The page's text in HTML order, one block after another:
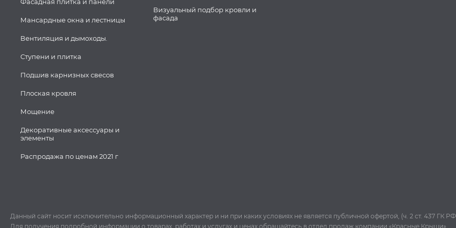
Мансардные окна и лестницы
Вентиляция и дымоходы.
Ступени и плитка
Подшив карнизных свесов
Плоская кровля
Мощение
Декоративные аксессуары и
элементы
Распродажа по ценам 2021 г
Визуальный подбор кровли и
фасада
Данный сайт носит исключительно информационный характер и ни при каких условиях не является публичной офертой, (ч. 2 ст. 437 ГК
Для получения подробной информации о товарах, работах и услугах и ценах обращайтесь в отдел продаж компании «Красные Крыши».